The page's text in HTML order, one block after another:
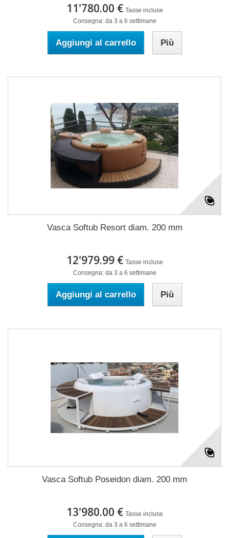
11'780.00 € Tasse incluse
Consegna: da 3 a 6 settimane
Aggiungi al carrello Più
Vasca Softub Resort diam. 200 mm
12'979.99 € Tasse incluse
Consegna: da 3 a 6 settimane
Aggiungi al carrello Più
Vasca Softub Poseidon diam. 200 mm
13'980.00 € Tasse incluse
Consegna: da 3 a 6 settimane